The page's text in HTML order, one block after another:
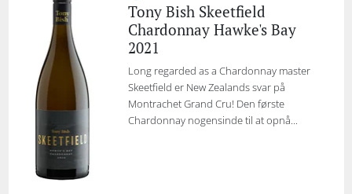
Tony Bish Skeetfield
Chardonnay Hawke's Bay
2021
Long regarded as a Chardonnay master
Skeetfield er New Zealands svar på
Montrachet Grand Cru! Den første
Chardonnay nogensinde til at opnå...